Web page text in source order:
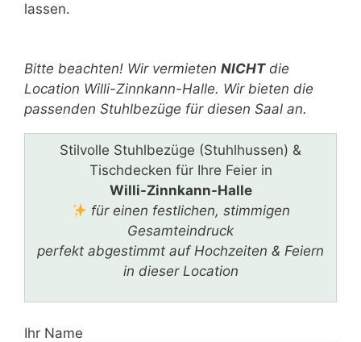
lassen.
Bitte beachten! Wir vermieten NICHTdie
Location Willi-Zinnkann-Halle. Wir bieten die
passenden Stuhlbezüge für diesen Saal an.
Stilvolle Stuhlbezüge (Stuhlhussen) &
Tischdecken für Ihre Feier in
Willi-Zinnkann-Halle
für einen festlichen, stimmigen
Gesamteindruck
perfekt abgestimmt auf Hochzeiten & Feiern
in dieser Location
Ihr Name